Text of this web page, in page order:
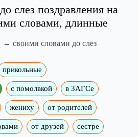
слез поздравления на
словами, длинные
своими словами до слез
прикольные
с помолвкой в ЗАГСе
жениху от родителей
от друзей сестре